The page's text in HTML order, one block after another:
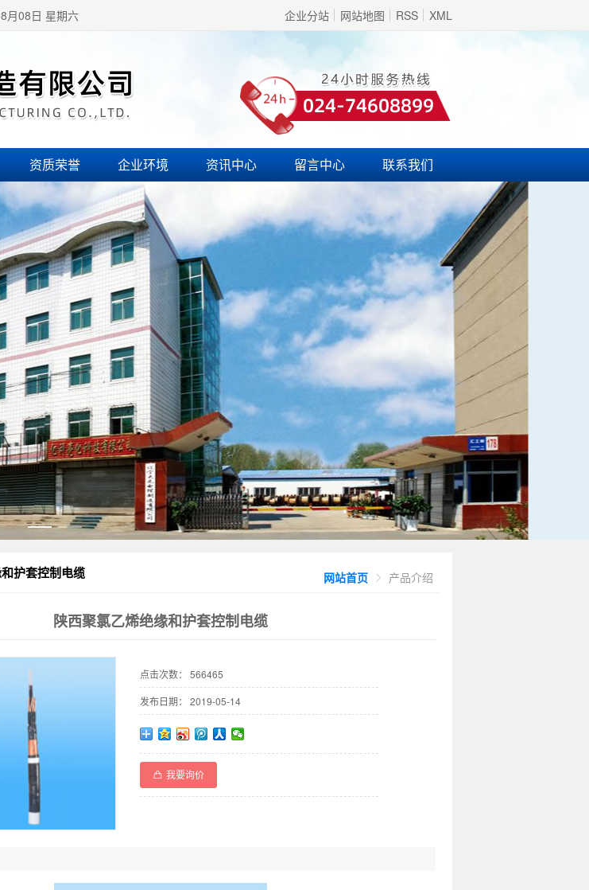
月08日 星期六 企业分站 网站地图 RSS XML
资质荣誉 企业环境 资讯中心 留言中心 联系我们
护套控制电缆 网站首页 产品介绍
陕西聚氯乙烯绝缘和护套控制电缆
点击次数：
566465
发布日期：
2019-05-14
我要询价